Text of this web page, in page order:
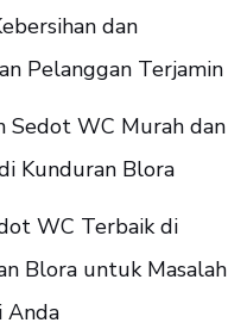
dan
Pelanggan Terjamin
Sedot WC Murah dan
Kunduran Blora
WC Terbaik di
Blora untuk Masalah
Anda